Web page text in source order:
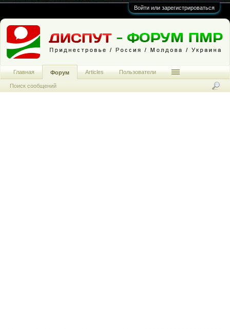
Войти или зарегистрироваться
Главная Форум
Поиск сообщений
Articles Пользователи